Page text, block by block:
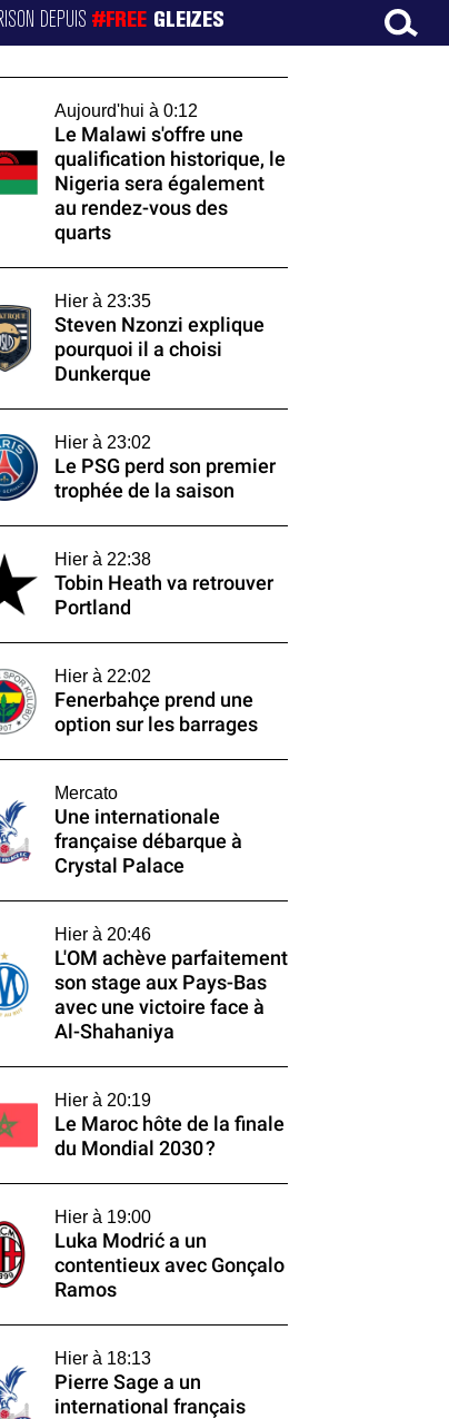
DEPUIS#FREE GLEIZES
Aujourd'hui à 0:12
Le Malawi s'offre une
qualification historique, le
Nigeria sera également
au rendez-vous des
quarts
Hier à 23:35
Steven Nzonzi explique
pourquoi il a choisi
Dunkerque
Hier à 23:02
Le PSG perd son premier
trophée de la saison
Hier à 22:38
Tobin Heath va retrouver
Portland
Hier à 22:02
Fenerbahçe prend une
option sur les barrages
Mercato
Une internationale
française débarque à
Crystal Palace
Hier à 20:46
L'OM achève parfaitement
son stage aux Pays-Bas
avec une victoire face à
Al-Shahaniya
Hier à 20:19
Le Maroc hôte de la finale
du Mondial 2030 ?
Hier à 19:00
Luka Modrić a un
contentieux avec Gonçalo
Ramos
Hier à 18:13
Pierre Sage a un
international français